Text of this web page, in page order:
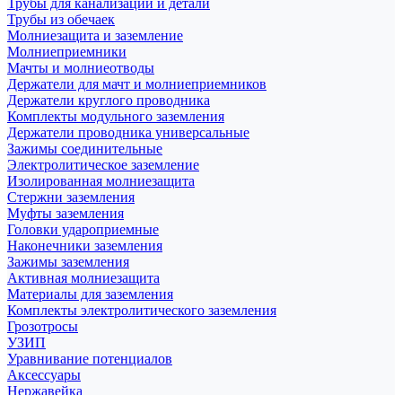
Трубы для канализации и детали
Трубы из обечаек
Молниезащита и заземление
Молниеприемники
Мачты и молниеотводы
Держатели для мачт и молниеприемников
Держатели круглого проводника
Комплекты модульного заземления
Держатели проводника универсальные
Зажимы соединительные
Электролитическое заземление
Изолированная молниезащита
Стержни заземления
Муфты заземления
Головки удароприемные
Наконечники заземления
Зажимы заземления
Активная молниезащита
Материалы для заземления
Комплекты электролитического заземления
Грозотросы
УЗИП
Уравнивание потенциалов
Аксессуары
Нержавейка